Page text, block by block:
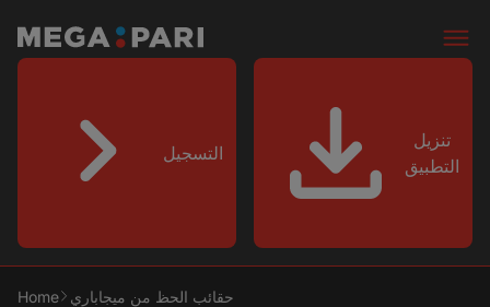
التسجيل
تنزيل
التطبيق
Home حقائب الحظ من ميجاباري